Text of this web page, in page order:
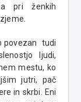
pri ženkih
povezan tudi
ljudi,
mestu, ko
jutri, pač
in skrbi. Eni